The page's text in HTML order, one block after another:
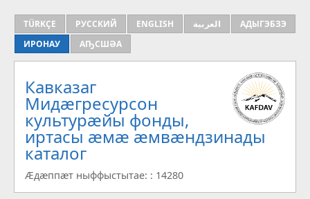
TÜRKÇE РУССКИЙ ENGLISH العربية
АДЫГЭБЗЭ
ИРОНАУ
АҦСШӘА
Кавказаг
Мидæгресурсон
культурæйы фонды,
иртасы æмæ æмвæндзинады
каталог
Æдæппæт ныффыстытае: : 14280